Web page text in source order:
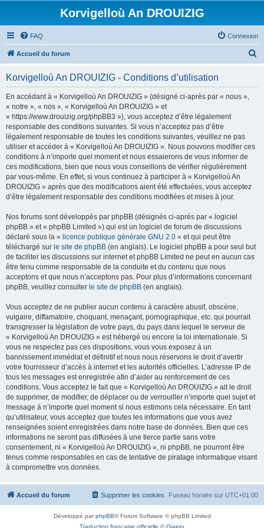
Korvigelloù An DROUIZIG
FAQ Connexion
Accueil du forum
Korvigelloù An DROUIZIG - Conditions d’utilisation
En accédant à « Korvigelloù An DROUIZIG » (désigné ci-après par « nous »,
« notre », « nos », « Korvigelloù An DROUIZIG » et
« https://www.drouizig.org/phpBB3 »), vous acceptez d’être légalement
responsable des conditions suivantes. Si vous n’acceptez pas d’être
légalement responsable de toutes les conditions suivantes, veuillez ne pas
utiliser et accéder à « Korvigelloù An DROUIZIG ». Nous pouvons modifier ces
conditions à n’importe quel moment et nous essaierons de vous informer de
ces modifications, bien que nous vous conseillons de vérifier régulièrement
par vous-même. En effet, si vous continuez à participer à « Korvigelloù An
DROUIZIG » après que des modifications aient été effectuées, vous acceptez
d’être légalement responsable des conditions modifiées et mises à jour.
Nos forums sont développés par phpBB (désignés ci-après par « logiciel
phpBB » et « phpBB Limited ») qui est un logiciel de forum de discussions
déclaré sous la « licence publique générale GNU 2.0 » et qui peut être
téléchargé sur le site de phpBB (en anglais). Le logiciel phpBB a pour seul but
de faciliter les discussions sur internet et phpBB Limited ne peut en aucun cas
être tenu comme responsable de la conduite et du contenu que nous
acceptons et que nous n’acceptons pas. Pour plus d’informations concernant
phpBB, veuillez consulter le site de phpBB (en anglais).
Vous acceptez de ne publier aucun contenu à caractère abusif, obscène,
vulgaire, diffamatoire, choquant, menaçant, pornographique, etc. qui pourrait
transgresser la législation de votre pays, du pays dans lequel le serveur de
« Korvigelloù An DROUIZIG » est hébergé ou encore la loi internationale. Si
vous ne respectez pas ces dispositions, vous vous exposez à un
bannissement immédiat et définitif et nous nous réservons le droit d’avertir
votre fournisseur d’accès à internet et les autorités officielles. L’adresse IP de
tous les messages est enregistrée afin d’aider au renforcement de ces
conditions. Vous acceptez le fait que « Korvigelloù An DROUIZIG » ait le droit
de supprimer, de modifier, de déplacer ou de verrouiller n’importe quel sujet et
message à n’importe quel moment si nous estimons cela nécessaire. En tant
qu’utilisateur, vous acceptez que toutes les informations que vous avez
renseignées soient enregistrées dans notre base de données. Bien que ces
informations ne seront pas diffusées à une tierce partie sans votre
consentement, ni « Korvigelloù An DROUIZIG », ni phpBB, ne pourront être
tenus comme responsables en cas de tentative de piratage informatique visant
à compromettre vos données.
Accueil du forum Fuseau horaire sur UTC+01:00
Supprimer les cookies
Développé parphpBB® Forum Software © phpBB Limited
Traduction française officielle ©Qiaeru